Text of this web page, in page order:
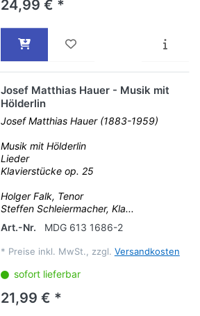
24,99 € *
Josef Matthias Hauer - Musik mit
Hölderlin
Josef Matthias Hauer (1883-1959)
Musik mit Hölderlin
Lieder
Klavierstücke op. 25
Holger Falk, Tenor
Steffen Schleiermacher, Kla...
Art.-Nr.
MDG 613 1686-2
* Preise inkl. MwSt., zzgl. Versandkosten
sofort lieferbar
21,99 € *